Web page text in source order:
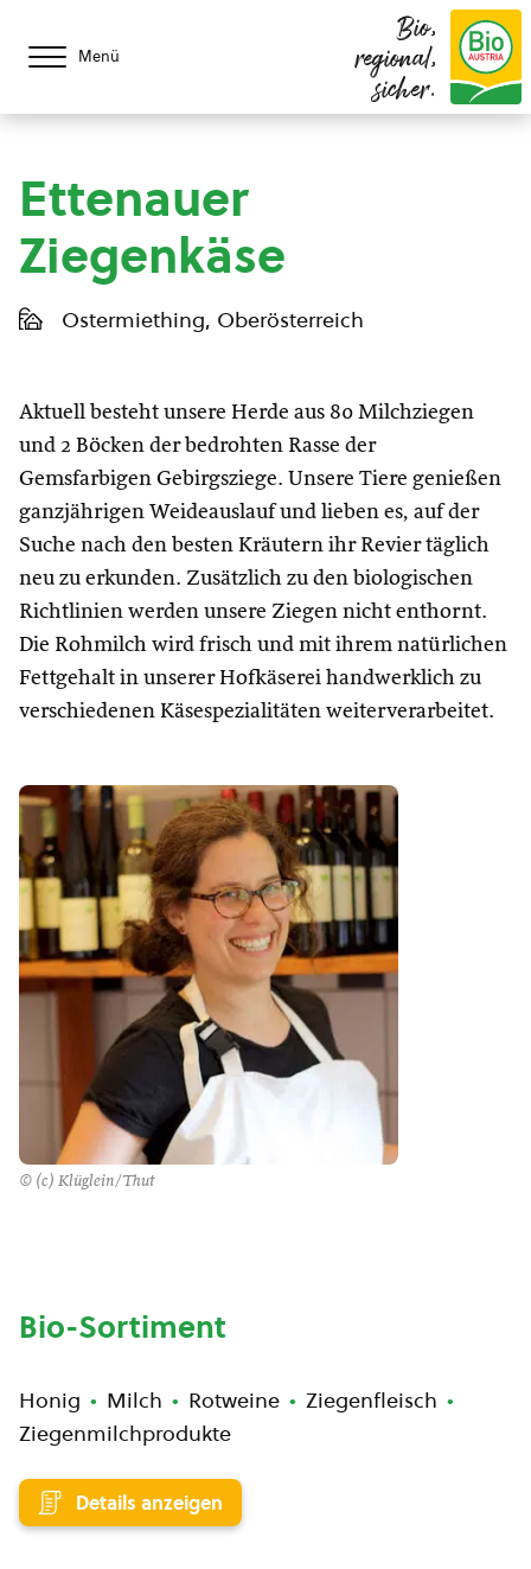
Menü
Bio,
regional,
sicher.
Ettenauer
Ziegenkäse
Ostermiething, Oberösterreich
Aktuell besteht unsere Herde aus 80 Milchziegen
und 2 Böcken der bedrohten Rasse der
Gemsfarbigen Gebirgsziege. Unsere Tiere genießen
ganzjährigen Weideauslauf und lieben es, auf der
Suche nach den besten Kräutern ihr Revier täglich
neu zu erkunden. Zusätzlich zu den biologischen
Richtlinien werden unsere Ziegen nicht enthornt.
Die Rohmilch wird frisch und mit ihrem natürlichen
Fettgehalt in unserer Hofkäserei handwerklich zu
verschiedenen Käsespezialitäten weiterverarbeitet.
© (c) Klüglein/Thut
Bio-Sortiment
Honig Milch Rotweine
Ziegenfleisch
Ziegenmilchprodukte
Details anzeigen